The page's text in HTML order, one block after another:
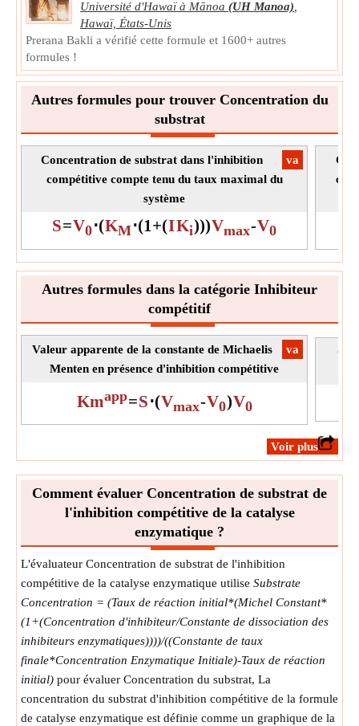
Symbole: I
La mesure:Concentration molaire
Unité:mol/L
Note:La valeur peut être positive ou négative.
Constante de dissociation des inhibiteurs
mesurée par la méthode dans laquelle l'inhibiteur est titré
dans une solution d'enzyme et la chaleur dégagée ou
absorbée est mesurée.
La mesure:
Concentration molaire
mol/L
Constante de taux finale
La constante de vitesse finale est la constante de vitesse
lorsque le complexe enzyme-substrat lors de la réaction
avec l'inhibiteur est converti en catalyseur enzymatique et
produit.
Symbole: k 2
s⁻¹
Note:La valeur peut être positive ou négative.
Concentration Enzymatique Initiale
La concentration enzymatique initiale est définie comme la
concentration en enzyme au début de la réaction.
Symbole: [E0]
Concentration molaire
Unité:mol/L
Note:La valeur doit être supérieure à 0.
Université d'Hawaï à Mānoa (UH Manoa),
Hawaï, États-Unis
Prerana Bakli a vérifié cette formule et 1600+ autres
formules !
Autres formules pour trouver Concentration du
substrat
​va
Concentration de substrat dans l'inhibition
compétitive compte tenu du taux maximal du
système
S=V0⋅(KM⋅(1+(IKi)))Vmax-V0
Autres formules dans la catégorie Inhibiteur
compétitif
​va
Valeur apparente de la constante de Michaelis
Menten en présence d'inhibition compétitive
Kmapp=S⋅(Vmax-V0)V0
​Voir plus
Comment évaluer Concentration de substrat de
l'inhibition compétitive de la catalyse
enzymatique ?
L'évaluateur Concentration de substrat de l'inhibition
compétitive de la catalyse enzymatique utilise Substrate
Concentration = (Taux de réaction initial*(Michel Constant*
(1+(Concentration d'inhibiteur/Constante de dissociation des
inhibiteurs enzymatiques))))/((Constante de taux
finale*Concentration Enzymatique Initiale)-Taux de réaction
initial) pour évaluer Concentration du substrat, La
concentration du substrat d'inhibition compétitive de la formule
de catalyse enzymatique est définie comme un graphique de la